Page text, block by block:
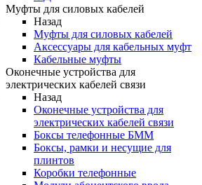
Муфты для силовых кабелей
Назад
Муфты для силовых кабелей
Аксессуары для кабельных муфт
Кабельные муфты
Оконечные устройства для
электрических кабелей связи
Назад
Оконечные устройства для
электрических кабелей связи
Боксы телефонные БММ
Боксы, рамки и несущие для
плинтов
Коробки телефонные